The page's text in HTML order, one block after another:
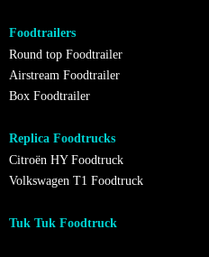
Foodtrailers
Round top Foodtrailer
Airstream Foodtrailer
Box Foodtrailer
Replica Foodtrucks
Citroën HY Foodtruck
Volkswagen T1 Foodtruck
Tuk Tuk Foodtruck